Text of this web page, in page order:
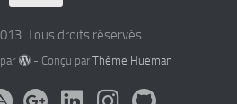
Tous droits réservés.
- Conçu par Thème Hueman